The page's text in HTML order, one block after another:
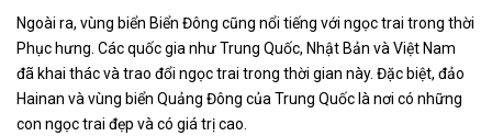
Ngoài ra, vùng biển Biển Đông cũng nổi tiếng với ngọc trai trong thời
Phục hưng. Các quốc gia như Trung Quốc, Nhật Bản và Việt Nam
đã khai thác và trao đổi ngọc trai trong thời gian này. Đặc biệt, đảo
Hainan và vùng biển Quảng Đông của Trung Quốc là nơi có những
con ngọc trai đẹp và có giá trị cao.